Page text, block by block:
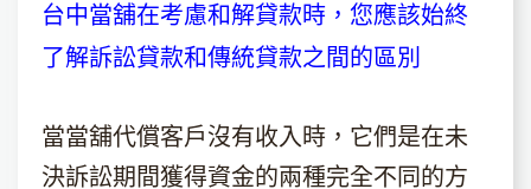
台中當舖在考慮和解貸款時，您應該始終
了解訴訟貸款和傳統貸款之間的區別
當當舖代償客戶沒有收入時，它們是在未
決訴訟期間獲得資金的兩種完全不同的方